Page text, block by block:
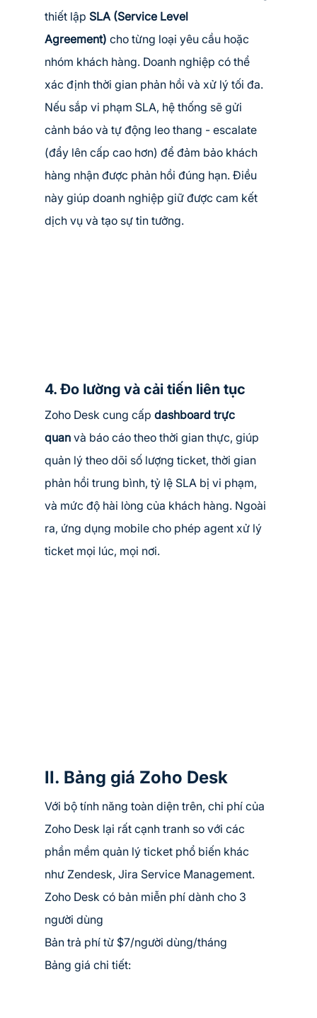
thiết lập SLA (Service Level
Agreement) cho từng loại yêu cầu hoặc
nhóm khách hàng. Doanh nghiệp có thể
xác định thời gian phản hồi và xử lý tối đa.
Nếu sắp vi phạm SLA, hệ thống sẽ gửi
cảnh báo và tự động leo thang - escalate
(đẩy lên cấp cao hơn) để đảm bảo khách
hàng nhận được phản hồi đúng hạn. Điều
này giúp doanh nghiệp giữ được cam kết
dịch vụ và tạo sự tin tưởng.
4. Đo lường và cải tiến liên tục
Zoho Desk cung cấp dashboard trực
quan và báo cáo theo thời gian thực, giúp
quản lý theo dõi số lượng ticket, thời gian
phản hồi trung bình, tỷ lệ SLA bị vi phạm,
và mức độ hài lòng của khách hàng. Ngoài
ra, ứng dụng mobile cho phép agent xử lý
ticket mọi lúc, mọi nơi.
II. Bảng giá Zoho Desk
Với bộ tính năng toàn diện trên, chi phí của
Zoho Desk lại rất cạnh tranh so với các
phần mềm quản lý ticket phổ biến khác
như Zendesk, Jira Service Management.
Zoho Desk có bản miễn phí dành cho 3
người dùng
Bản trả phí từ $7/người dùng/tháng
Bảng giá chi tiết: